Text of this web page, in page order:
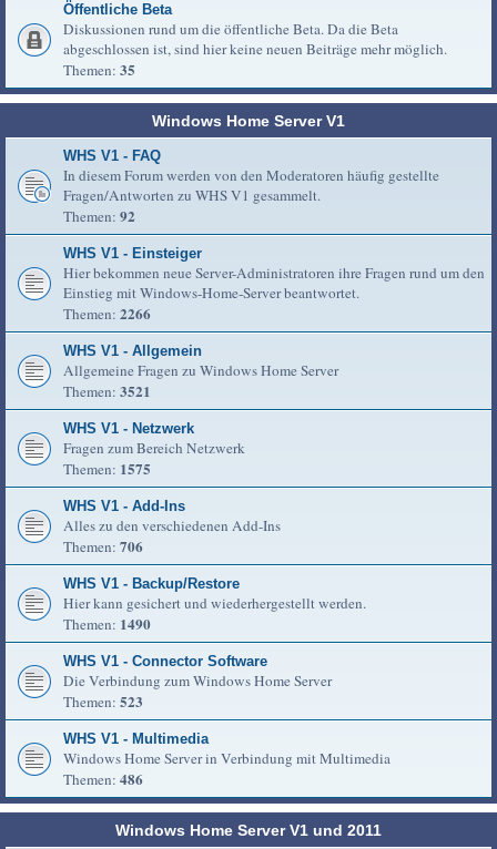
Öffentliche Beta
Diskussionen rund um die öffentliche Beta. Da die Beta
abgeschlossen ist, sind hier keine neuen Beiträge mehr möglich.
Themen: 35
Windows Home Server V1
WHS V1 - FAQ
In diesem Forum werden von den Moderatoren häufig gestellte
Fragen/Antworten zu WHS V1 gesammelt.
Themen: 92
WHS V1 - Einsteiger
Hier bekommen neue Server-Administratoren ihre Fragen rund um den
Einstieg mit Windows-Home-Server beantwortet.
Themen: 2266
WHS V1 - Allgemein
Allgemeine Fragen zu Windows Home Server
Themen: 3521
WHS V1 - Netzwerk
Fragen zum Bereich Netzwerk
Themen: 1575
WHS V1 - Add-Ins
Alles zu den verschiedenen Add-Ins
Themen: 706
WHS V1 - Backup/Restore
Hier kann gesichert und wiederhergestellt werden.
Themen: 1490
WHS V1 - Connector Software
Die Verbindung zum Windows Home Server
Themen: 523
WHS V1 - Multimedia
Windows Home Server in Verbindung mit Multimedia
Themen: 486
Windows Home Server V1 und 2011